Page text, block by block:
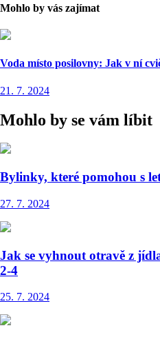
Mohlo by vás zajímat
Voda místo posilovny: Jak v ní
21. 7. 2024
Mohlo by se vám líbit
Bylinky, které pomohou s
27. 7. 2024
Jak se vyhnout otravě z
2-4
25. 7. 2024